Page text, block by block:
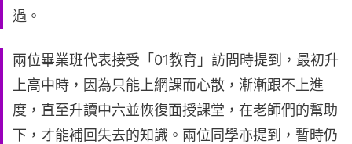
過。
兩位畢業班代表接受「01教育」訪問時提到，最初升
上高中時，因為只能上網課而心散，漸漸跟不上進
度，直至升讀中六並恢復面授課堂，在老師們的幫助
下，才能補回失去的知識。兩位同學亦提到，暫時仍